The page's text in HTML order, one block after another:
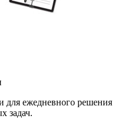
для ежедневного решения
задач.